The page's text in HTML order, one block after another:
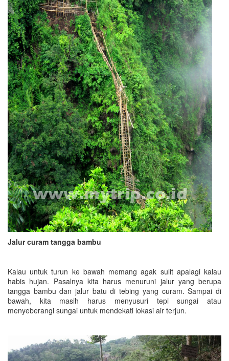
Jalur curam tangga bambu
Kalau untuk turun ke bawah memang agak sulit apalagi kalau
habis hujan. Pasalnya kita harus menuruni jalur yang berupa
tangga bambu dan jalur batu di tebing yang curam. Sampai di
bawah, kita masih harus menyusuri tepi sungai atau
menyeberangi sungai untuk mendekati lokasi air terjun.